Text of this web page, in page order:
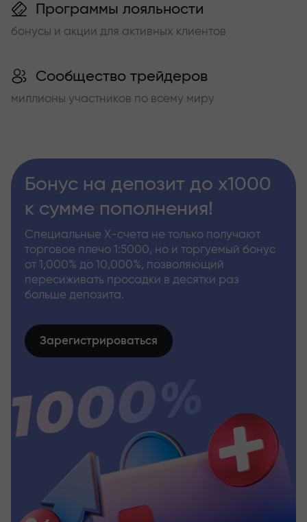
Программы лояльности
бонусы и акции для активных клиентов
Сообщество трейдеров
миллионы участников по всему миру
Бонус на депозит до х1000
к сумме пополнения!
Специальные Х-счета не только получают
торговое плечо 1:5000, но и торгуемый бонус
от 1,000% до 10,000%, позволяющий
пересиживать просадки в десятки раз
больше депозита.
Зарегистрироваться